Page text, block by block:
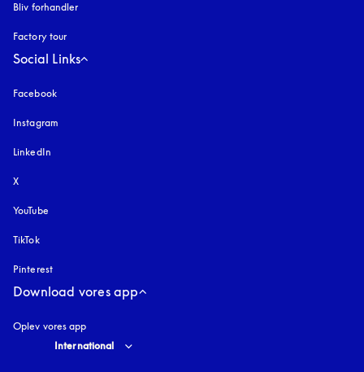
Bliv forhandler
Factory tour
Social Links
Facebook
Instagram
LinkedIn
X
YouTube
TikTok
Pinterest
Download vores app
Oplev vores app
Select country and language
International